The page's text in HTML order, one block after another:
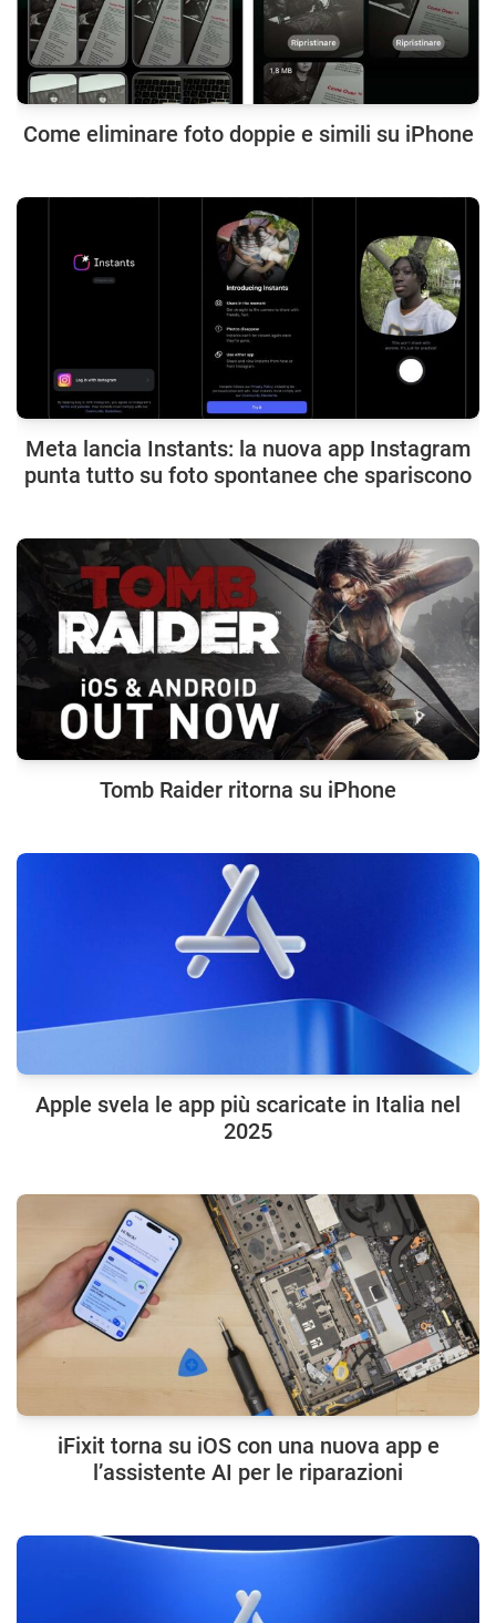
Come eliminare foto doppie e simili su iPhone
Meta lancia Instants: la nuova app Instagram
punta tutto su foto spontanee che spariscono
Tomb Raider ritorna su iPhone
Apple svela le app più scaricate in Italia nel
2025
iFixit torna su iOS con una nuova app e
l’assistente AI per le riparazioni